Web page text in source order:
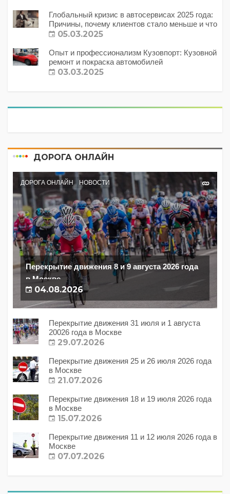
Глобальный кризис в автосервисах 2025 года:
Причины, почему клиентов стало меньше и что
с этим делать?
05.03.2025
Опыт и профессионализм Кузовпорт: Кузовной
ремонт и покраска автомобилей
03.03.2025
ДОРОГА ОНЛАЙН
ДОРОГА ОНЛАЙН НОВОСТИ
Перекрытие движения 8 и 9 августа 2026 года
в Москве
04.08.2026
Перекрытие движения 31 июля и 1 августа
20026 года в Москве
29.07.2026
Перекрытие движения 25 и 26 июля 2026 года
в Москве
21.07.2026
Перекрытие движения 18 и 19 июля 2026 года
в Москве
15.07.2026
Перекрытие движения 11 и 12 июля 2026 года в
Москве
07.07.2026